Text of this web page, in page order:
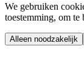
We gebruiken
toestemming, om
Alleen noodzakelijk